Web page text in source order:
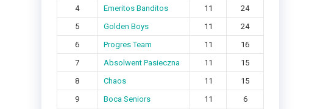
4
Emeritos Banditos 11
24
5
Golden Boys 11
24
6
Progres Team 11
16
7
Absolwent Pasieczna 11
15
8
Chaos 11
15
9
Boca Seniors 11 6